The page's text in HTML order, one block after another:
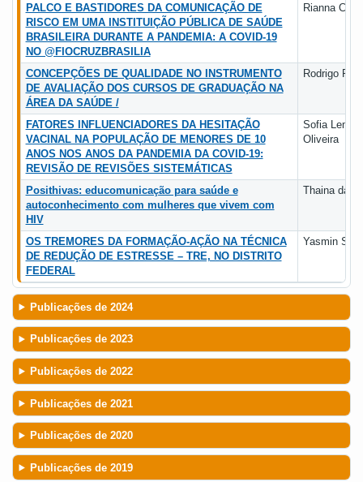
PALCO E BASTIDORES DA COMUNICAÇÃO DE
RISCO EM UMA INSTITUIÇÃO PÚBLICA DE SAÚDE
BRASILEIRA DURANTE A PANDEMIA: A COVID-19
NO @FIOCRUZBRASILIA
Rianna
CONCEPÇÕES DE QUALIDADE NO INSTRUMENTO
DE AVALIAÇÃO DOS CURSOS DE GRADUAÇÃO NA
ÁREA DA SAÚDE /
Rodrigo
FATORES INFLUENCIADORES DA HESITAÇÃO
VACINAL NA POPULAÇÃO DE MENORES DE 10
ANOS NOS ANOS DA PANDEMIA DA COVID-19:
REVISÃO DE REVISÕES SISTEMÁTICAS
Sofia
Oliveira
Posithivas: educomunicação para saúde e
autoconhecimento com mulheres que vivem com
HIV
Thaina da
OS TREMORES DA FORMAÇÃO-AÇÃO NA TÉCNICA
DE REDUÇÃO DE ESTRESSE – TRE, NO DISTRITO
FEDERAL
Yasmin
Publicações de 2024
Publicações de 2023
Publicações de 2022
Publicações de 2021
Publicações de 2020
Publicações de 2019